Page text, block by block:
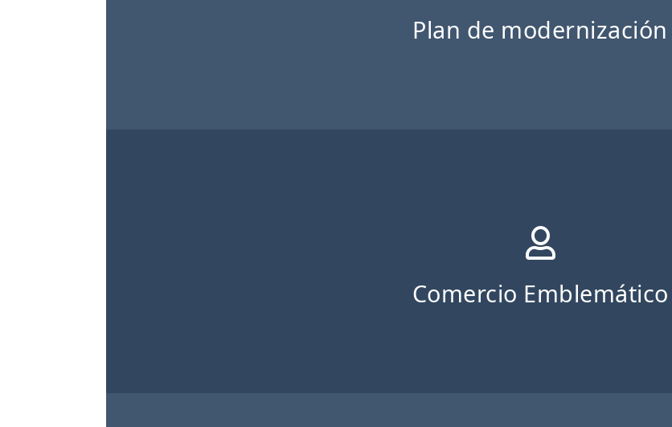
Plan de modernización
Comercio Emblemático